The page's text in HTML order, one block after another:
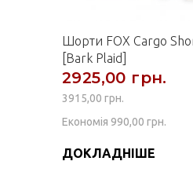
Шорти FOX Cargo
[Bark Plaid]
2925,00 грн.
3915,00 грн.
Економія 990,00 грн.
ДОКЛАДНІШЕ